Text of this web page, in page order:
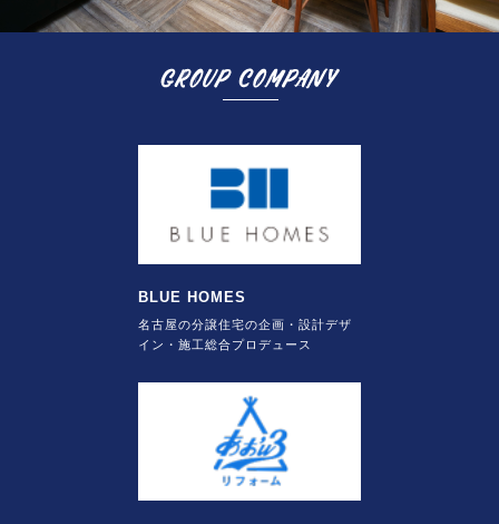
BLUE HOMES
名古屋の分譲住宅の企画・設計デザ
イン・施工総合プロデュース